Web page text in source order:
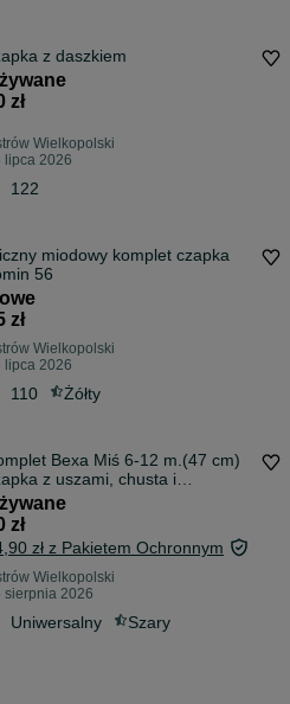
z daszkiem
zł
Wielkopolski
lipca 2026
122
miodowy komplet czapka
56
zł
Wielkopolski
lipca 2026
110 Żółty
Miś 6-12 m.(47 cm)
z uszami, chusta i
zł
zł z Pakietem Ochronnym
Wielkopolski
sierpnia 2026
Uniwersalny Szary